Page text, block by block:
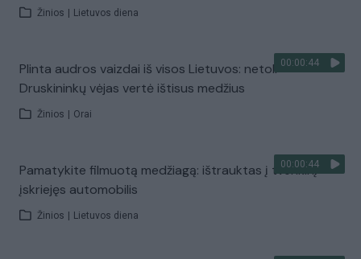
Žinios Lietuvos diena
00:00:44
Plinta audros vaizdai iš visos Lietuvos: netoli
Druskininkų vėjas vertė ištisus medžius
Žinios Orai
00:00:44
Pamatykite filmuotą medžiagą: ištrauktas į tvenkinį
įskriejęs automobilis
Žinios Lietuvos diena